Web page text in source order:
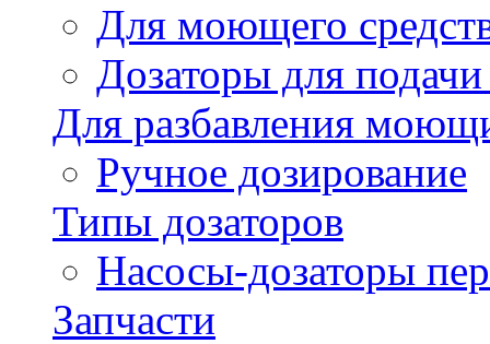
Для моющего
Дозаторы для
Для разбавления
Ручное дозирование
Типы дозаторов
Насосы-дозаторы
Запчасти